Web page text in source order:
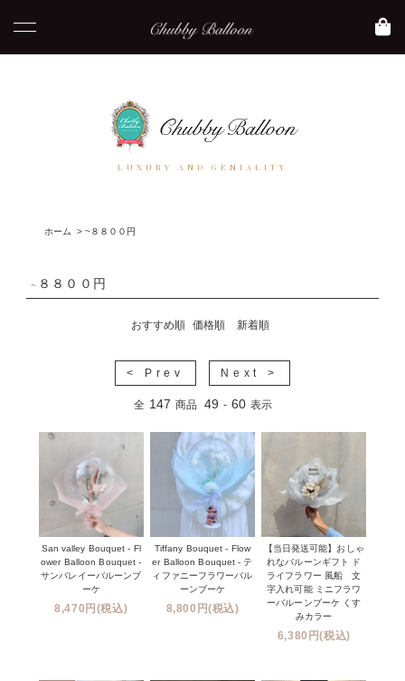
LUXURY AND GENIALITY
ホーム >~８８００円
~８８００円
おすすめ順 価格順 新着順
< Prev Next >
全 147 商品 49 - 60 表示
San valley Bouquet - Fl
ower Balloon Bouquet -
サンバレイーバルーンブ
ーケ
8,470円(税込)
Tiffany Bouquet - Flow
er Balloon Bouquet - テ
ィファニーフラワーバル
ーンブーケ
8,800円(税込)
【当日発送可能】おしゃ
れなバルーンギフト ド
ライフラワー 風船 文
字入れ可能 ミニフラワ
ーバルーンブーケ くす
みカラー
6,380円(税込)